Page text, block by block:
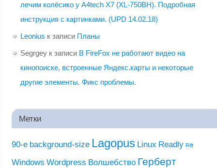
лечим колёсико у A4tech X7 (XL-750BH). Подробная
инструкция с картинками. (UPD 14.02.18)
Leonius к записи Планы
Segrgeyк записи В FireFox не работают видео на
кинопоиске, встроенные Яндекс.карты и некоторые
другие элементы. Фикс проблемы.
Метки
90-е background-size Lagopus Linux Readly Rift
Windows Wordpress Волшебство Герберт